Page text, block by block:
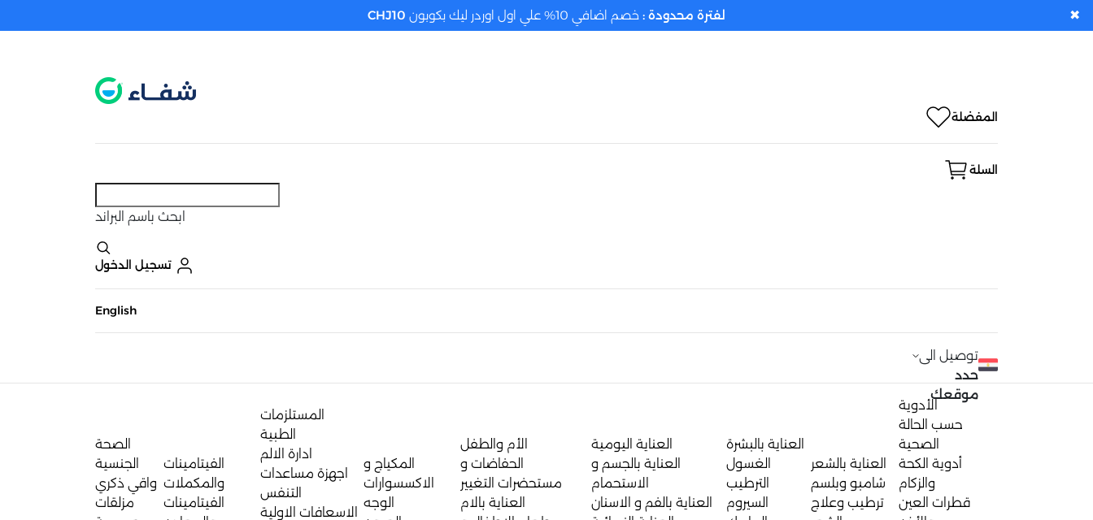
المفضلة
السلة
ابحث باسم البراند
تسجيل الدخول
English
توصيل الى
حدد
موقعك
الأدوية
حسب الحالة
الصحية
أدوية الكحة
والزكام
قطرات العين
العناية بالشعر
شامبو وبلسم
ترطيب وعلاج
العناية بالبشرة
الغسول
الترطيب
السيروم
العناية اليومية
العناية بالجسم و
الاستحمام
العناية بالفم و الاسنان
الأم والطفل
الحفاضات و
مستحضرات التغيير
العناية بالام
المكياج و
الاكسسوارات
الوجه
المستلزمات
الطبية
ادارة الالم
اجهزة مساعدات
التنفس
الاسعافات الاولية
الفيتامينات
والمكملات
الفيتامينات
الصحة
الجنسية
واقي ذكري
مزلقات
لفترة محدودة : خصم اضافي 10% علي اول اوردر ليك بكوبون CHJ10 ✖